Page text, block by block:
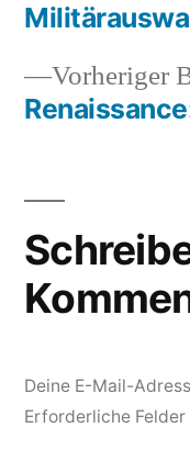
Vorheriger
Deine E-Mail-
Erforderliche